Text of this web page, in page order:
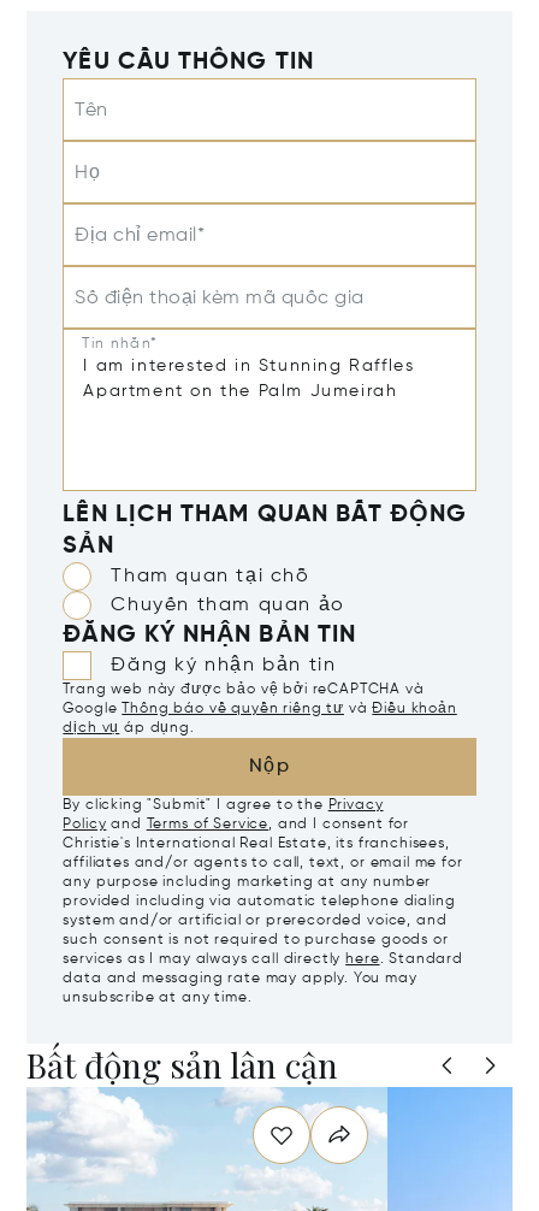
YÊU CẦU THÔNG TIN
Tên
Họ
Địa chỉ email*
Số điện thoại kèm mã quốc gia
Tin nhắn*
LÊN LỊCH THAM QUAN BẤT ĐỘNG
SẢN
Tham quan tại chỗ
Chuyến tham quan ảo
ĐĂNG KÝ NHẬN BẢN TIN
Đăng ký nhận bản tin
Trang web này được bảo vệ bởi reCAPTCHA và
Google
Thông báo về quyền riêng tư vàĐiều khoản
dịch vụ áp dụng.
Nộp
By clicking "Submit" I agree to the Privacy
Policy and Terms of Service, and I consent for
Christie's International Real Estate, its franchisees,
affiliates and/or agents to call, text, or email me for
any purpose including marketing at any number
provided including via automatic telephone dialing
system and/or artificial or prerecorded voice, and
such consent is not required to purchase goods or
services as I may always call directly here. Standard
data and messaging rate may apply. You may
unsubscribe at any time.
Bất động sản lân cận